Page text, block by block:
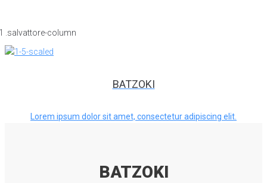
BATZOKI
Lorem ipsum dolor sit amet, consectetur adipiscing elit.
BATZOKI